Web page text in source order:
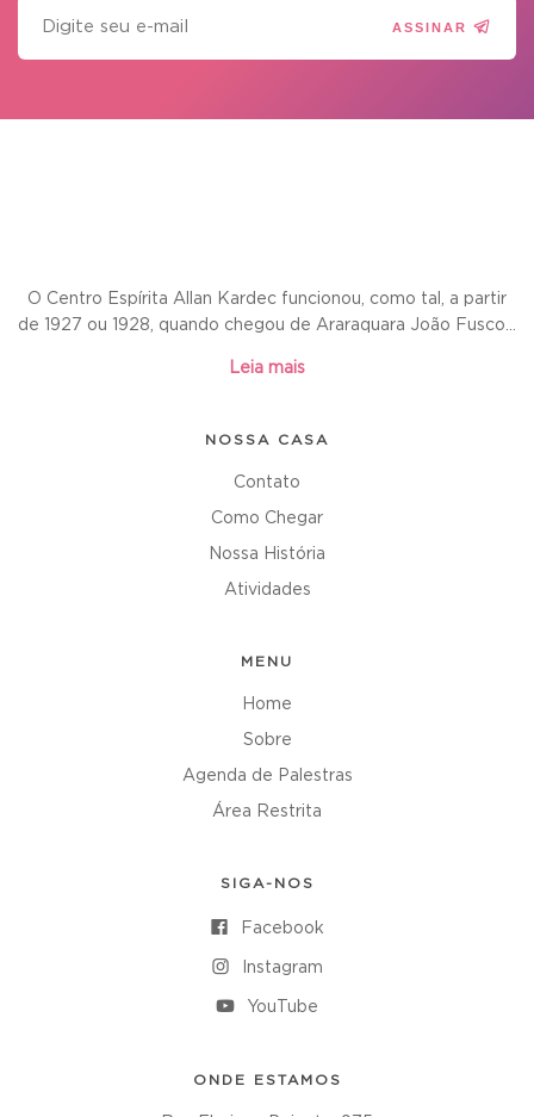
ASSINAR
O Centro Espírita Allan Kardec funcionou, como tal, a partir
de 1927 ou 1928, quando chegou de Araraquara João Fusco...
Leia mais
NOSSA CASA
Contato
Como Chegar
Nossa História
Atividades
MENU
Home
Sobre
Agenda de Palestras
Área Restrita
SIGA-NOS
Facebook
Instagram
YouTube
ONDE ESTAMOS